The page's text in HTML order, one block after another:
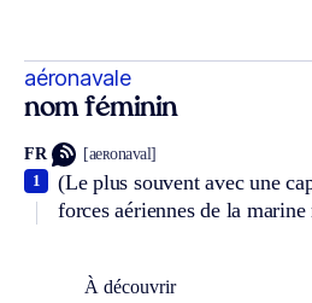
aéronavale
nom féminin
FR [aeʀonaval]
(Le plus souvent avec une
forces aériennes de la
1
À découvrir